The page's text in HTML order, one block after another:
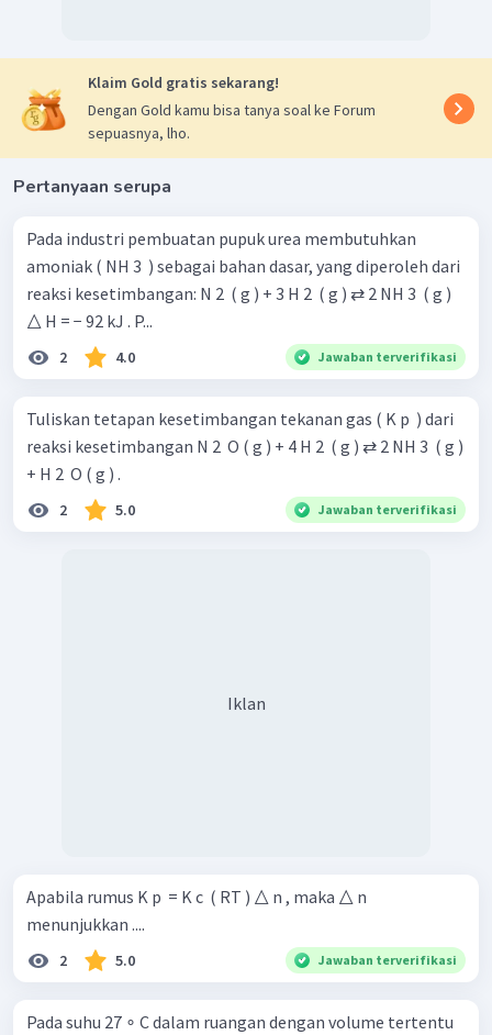
Klaim Gold gratis sekarang!
Dengan Gold kamu bisa tanya soal ke Forum
sepuasnya, lho.
Pertanyaan serupa
Pada industri pembuatan pupuk urea membutuhkan
amoniak ( NH 3 ​ ) sebagai bahan dasar, yang diperoleh dari
reaksi kesetimbangan: N 2 ​ ( g ) + 3 H 2 ​ ( g ) ⇄ 2 NH 3 ​ ( g )
△ H = − 92 kJ . P...
2 4.0 Jawaban terverifikasi
Tuliskan tetapan kesetimbangan tekanan gas ( K p ​ ) dari
reaksi kesetimbangan N 2 ​ O ( g ) + 4 H 2 ​ ( g ) ⇄ 2 NH 3 ​ ( g )
+ H 2 ​ O ( g ) .
2 5.0 Jawaban terverifikasi
Iklan
Apabila rumus K p ​ = K c ​ ( RT ) △ n , maka △ n
menunjukkan ....
2 5.0 Jawaban terverifikasi
Pada suhu 27 ∘ C dalam ruangan dengan volume tertentu